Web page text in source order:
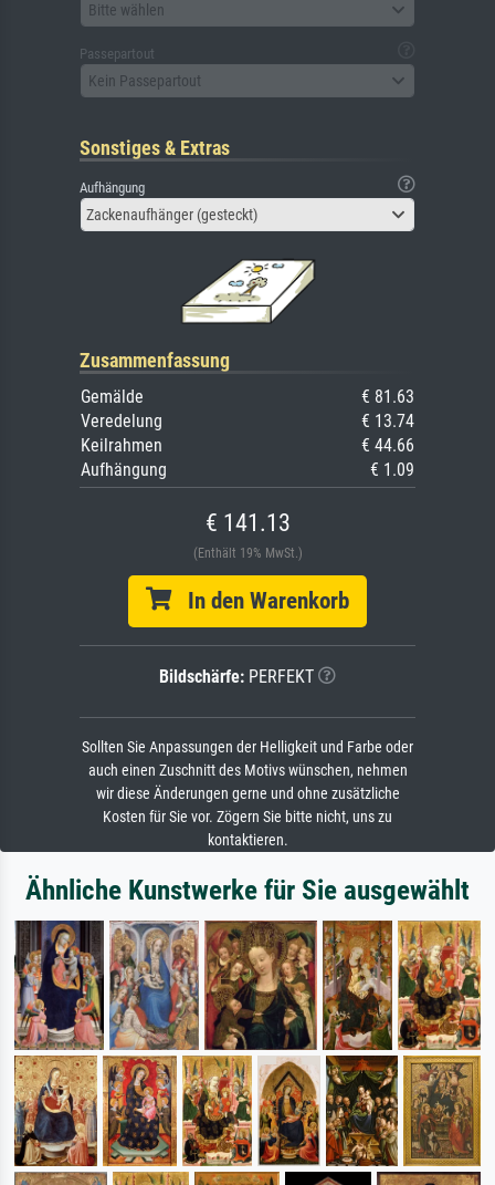
Bitte wählen
Passepartout
Kein Passepartout
Sonstiges & Extras
Aufhängung
Zackenaufhänger (gesteckt)
Zusammenfassung
Gemälde
€ 81.63
Veredelung
€ 13.74
Keilrahmen
€ 44.66
Aufhängung
€ 1.09
€ 141.13
(Enthält 19% MwSt.)
In den Warenkorb
Bildschärfe: PERFEKT
Sollten Sie Anpassungen der Helligkeit und Farbe oder
auch einen Zuschnitt des Motivs wünschen, nehmen
wir diese Änderungen gerne und ohne zusätzliche
Kosten für Sie vor. Zögern Sie bitte nicht, uns zu
kontaktieren.
Ähnliche Kunstwerke für Sie ausgewählt